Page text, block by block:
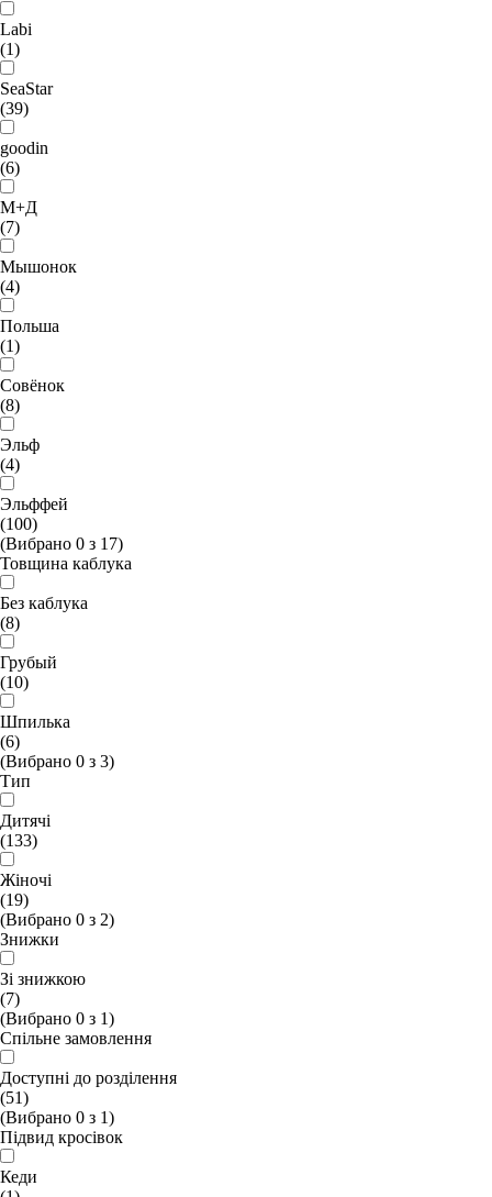
Labi
(1)
SeaStar
(39)
goodin
(6)
М+Д
(7)
Мышонок
(4)
Польша
(1)
Совёнок
(8)
Эльф
(4)
Эльффей
(100)
(Вибрано 0 з 17)
Товщина каблука
Без каблука
(8)
Грубый
(10)
Шпилька
(6)
(Вибрано 0 з 3)
Тип
Дитячі
(133)
Жіночі
(19)
(Вибрано 0 з 2)
Знижки
Зі знижкою
(7)
(Вибрано 0 з 1)
Спільне замовлення
Доступні до розділення
(51)
(Вибрано 0 з 1)
Підвид кросівок
Кеди